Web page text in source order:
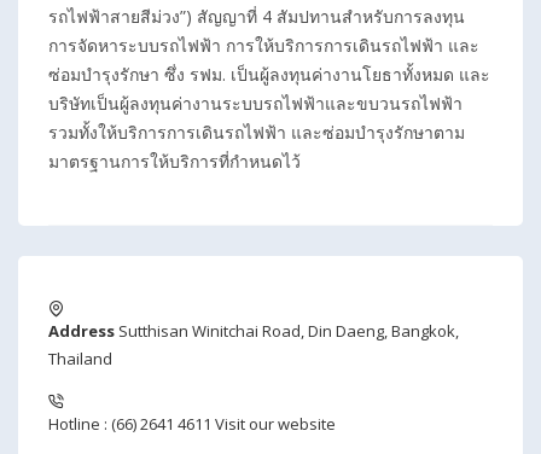
รถไฟฟ้าสายสีม่วง”) สัญญาที่ 4 สัมปทานสำหรับการลงทุน
การจัดหาระบบรถไฟฟ้า การให้บริการการเดินรถไฟฟ้า และ
ซ่อมบำรุงรักษา ซึ่ง รฟม. เป็นผู้ลงทุนค่างานโยธาทั้งหมด และ
บริษัทเป็นผู้ลงทุนค่างานระบบรถไฟฟ้าและขบวนรถไฟฟ้า
รวมทั้งให้บริการการเดินรถไฟฟ้า และซ่อมบำรุงรักษาตาม
มาตรฐานการให้บริการที่กำหนดไว้
Address Sutthisan Winitchai Road, Din Daeng, Bangkok,
Thailand
Hotline : (66) 2641 4611 Visit our website